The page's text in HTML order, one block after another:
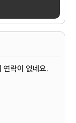
연락이 없네요.